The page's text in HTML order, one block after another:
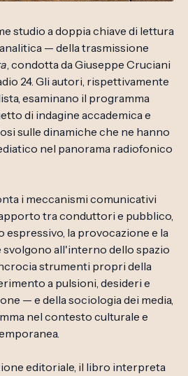
studio a doppia chiave di lettura
— della trasmissione
, condotta da Giuseppe Cruciani
24. Gli autori, rispettivamente
esaminano il programma
di indagine accademica e
sulle dinamiche che ne hanno
nel panorama radiofonico
i meccanismi comunicativi
tra conduttori e pubblico,
espressivo, la provocazione e la
all'interno dello spazio
strumenti propri della
a pulsioni, desideri e
— e della sociologia dei media,
nel contesto culturale e
editoriale, il libro interpreta